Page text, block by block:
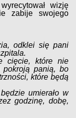
wizję
zabije swojego
odklei się pani
cięcie, które nie
panią, bo
które będą
umierało w
godzinę, dobę,